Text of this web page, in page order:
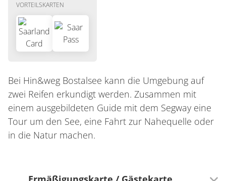
VORTEILSKARTEN
Bei Hin&weg Bostalsee kann die Umgebung auf
zwei Reifen erkundigt werden. Zusammen mit
einem ausgebildeten Guide mit dem Segway eine
Tour um den See, eine Fahrt zur Nahequelle oder
in die Natur machen.